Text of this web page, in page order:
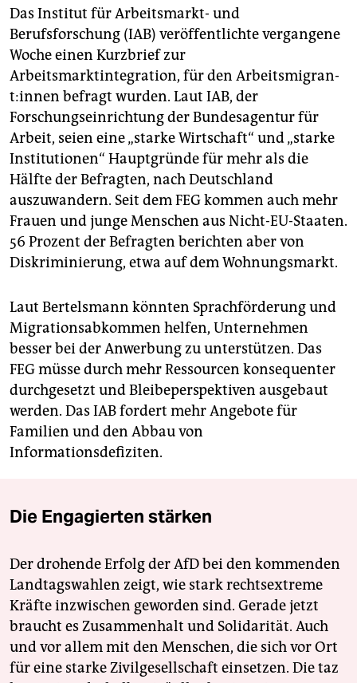
Das Institut für Arbeitsmarkt- und
Berufsforschung (IAB) veröffentlichte vergangene
Woche einen Kurzbrief zur
Arbeitsmarktintegration, für den Ar­beits­mi­gran­
t:in­nen befragt wurden. Laut IAB, der
Forschungseinrichtung der Bundesagentur für
Arbeit, seien eine „starke Wirtschaft“ und „starke
Institutionen“ Hauptgründe für mehr als die
Hälfte der Befragten, nach Deutschland
auszuwandern. Seit dem FEG kommen auch mehr
Frauen und junge Menschen aus Nicht-EU-Staaten.
56 Prozent der Befragten berichten aber von
Diskriminierung, etwa auf dem Wohnungsmarkt.
Laut Bertelsmann könnten Sprachförderung und
Migrationsabkommen helfen, Unternehmen
besser bei der Anwerbung zu unterstützen. Das
FEG müsse durch mehr Ressourcen konsequenter
durchgesetzt und Bleibeperspektiven ausgebaut
werden. Das IAB fordert mehr Angebote für
Familien und den Abbau von
Informationsdefiziten.
Die Engagierten stärken
Der drohende Erfolg der AfD bei den kommenden
Landtagswahlen zeigt, wie stark rechtsextreme
Kräfte inzwischen geworden sind. Gerade jetzt
braucht es Zusammenhalt und Solidarität. Auch
und vor allem mit den Menschen, die sich vor Ort
für eine starke Zivilgesellschaft einsetzen. Die taz